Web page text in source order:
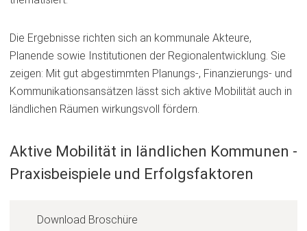
Die Ergebnisse richten sich an kommunale Akteure,
Planende sowie Institutionen der Regionalentwicklung. Sie
zeigen: Mit gut abgestimmten Planungs-, Finanzierungs- und
Kommunikationsansätzen lässt sich aktive Mobilität auch in
ländlichen Räumen wirkungsvoll fördern.
Aktive Mobilität in ländlichen Kommunen -
Praxisbeispiele und Erfolgsfaktoren
Download Broschüre